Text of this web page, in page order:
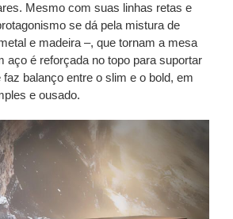
Mesmo com suas linhas retas e
se dá pela mistura de
e madeira –, que tornam a mesa
aço é reforçada no topo para suportar
balanço entre o slim e o bold, em
e ousado.